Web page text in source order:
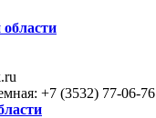
+7 (3532) 77-06-76